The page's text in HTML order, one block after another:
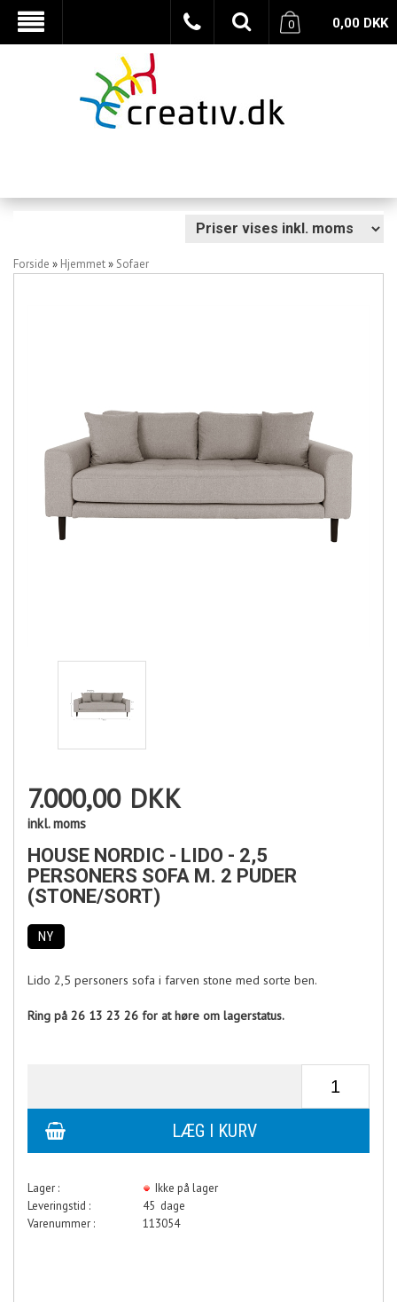
0,00 DKK
0
Forside » Hjemmet» Sofaer
7.000,00 DKK
inkl. moms
HOUSE NORDIC - LIDO - 2,5
PERSONERS SOFA M. 2 PUDER
(STONE/SORT)
NY
Lido 2,5 personers sofa i farven stone med sorte ben.
Ring på 26 13 23 26 for at høre om lagerstatus.
Lager :
Ikke på lager
Leveringstid :
45 dage
Varenummer :
113054